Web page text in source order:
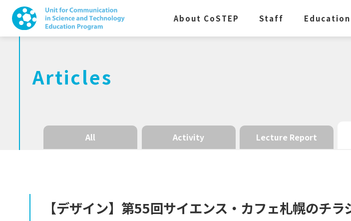
About CoSTEP Staff Education
Articles
All Activity Lecture Report
【デザイン】第55回サイエンス ・ カフェ札幌のチラ